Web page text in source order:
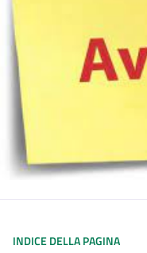
INDICE DELLA PAGINA